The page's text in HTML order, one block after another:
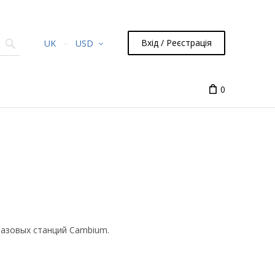
UK USD Вхід / Реєстрація
0
станций Cambium.